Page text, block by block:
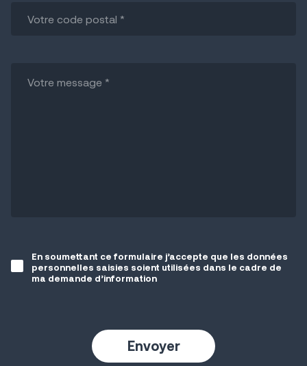
En soumettant ce formulaire j’accepte que les données
personnelles saisies soient utilisées dans le cadre de
ma demande d’information